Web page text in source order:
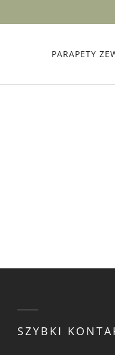
PARAPETY
SZYBKI